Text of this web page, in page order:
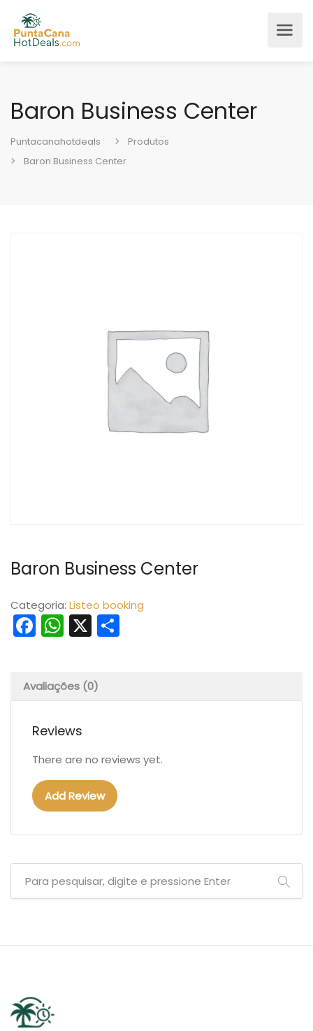
Baron Business Center
Puntacanahotdeals
Produtos
Baron Business Center
Baron Business Center
Categoria: Listeo booking
Facebook
WhatsApp
X
Avaliações (0)
Reviews
There are no reviews yet.
Add Review